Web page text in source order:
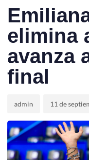
elimina
avanza
final
admin 11 de